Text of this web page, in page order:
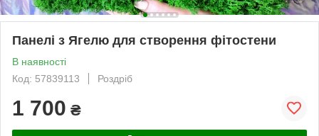
Панелі з Ягелю для створення фітостени
В наявності
Код: 57839113
Роздріб
1 700 ₴